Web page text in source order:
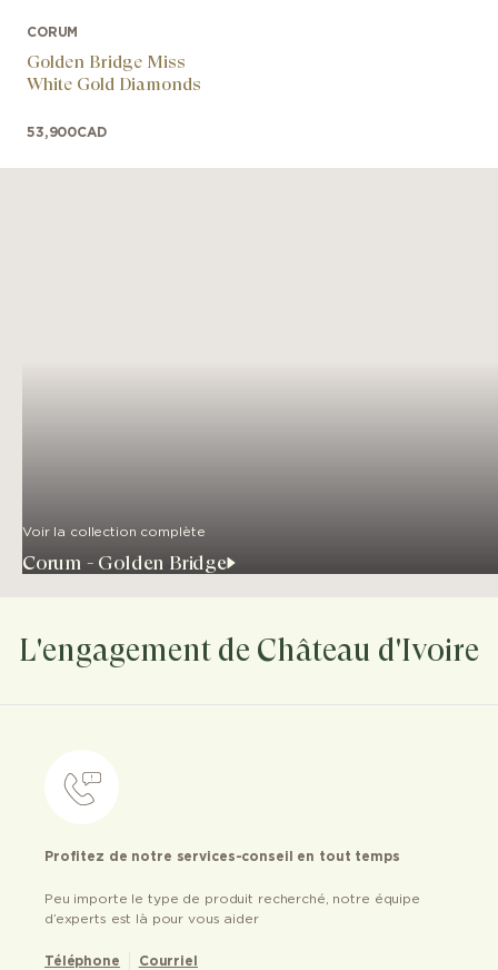
CORUM
Golden Bridge Miss
White Gold Diamonds
53,900CAD
Voir la collection complète
Corum - Golden Bridge
L'engagement de Château d'Ivoire
Profitez de notre services-conseil en tout temps
Peu importe le type de produit recherché, notre équipe
d’experts est là pour vous aider
Téléphone Courriel